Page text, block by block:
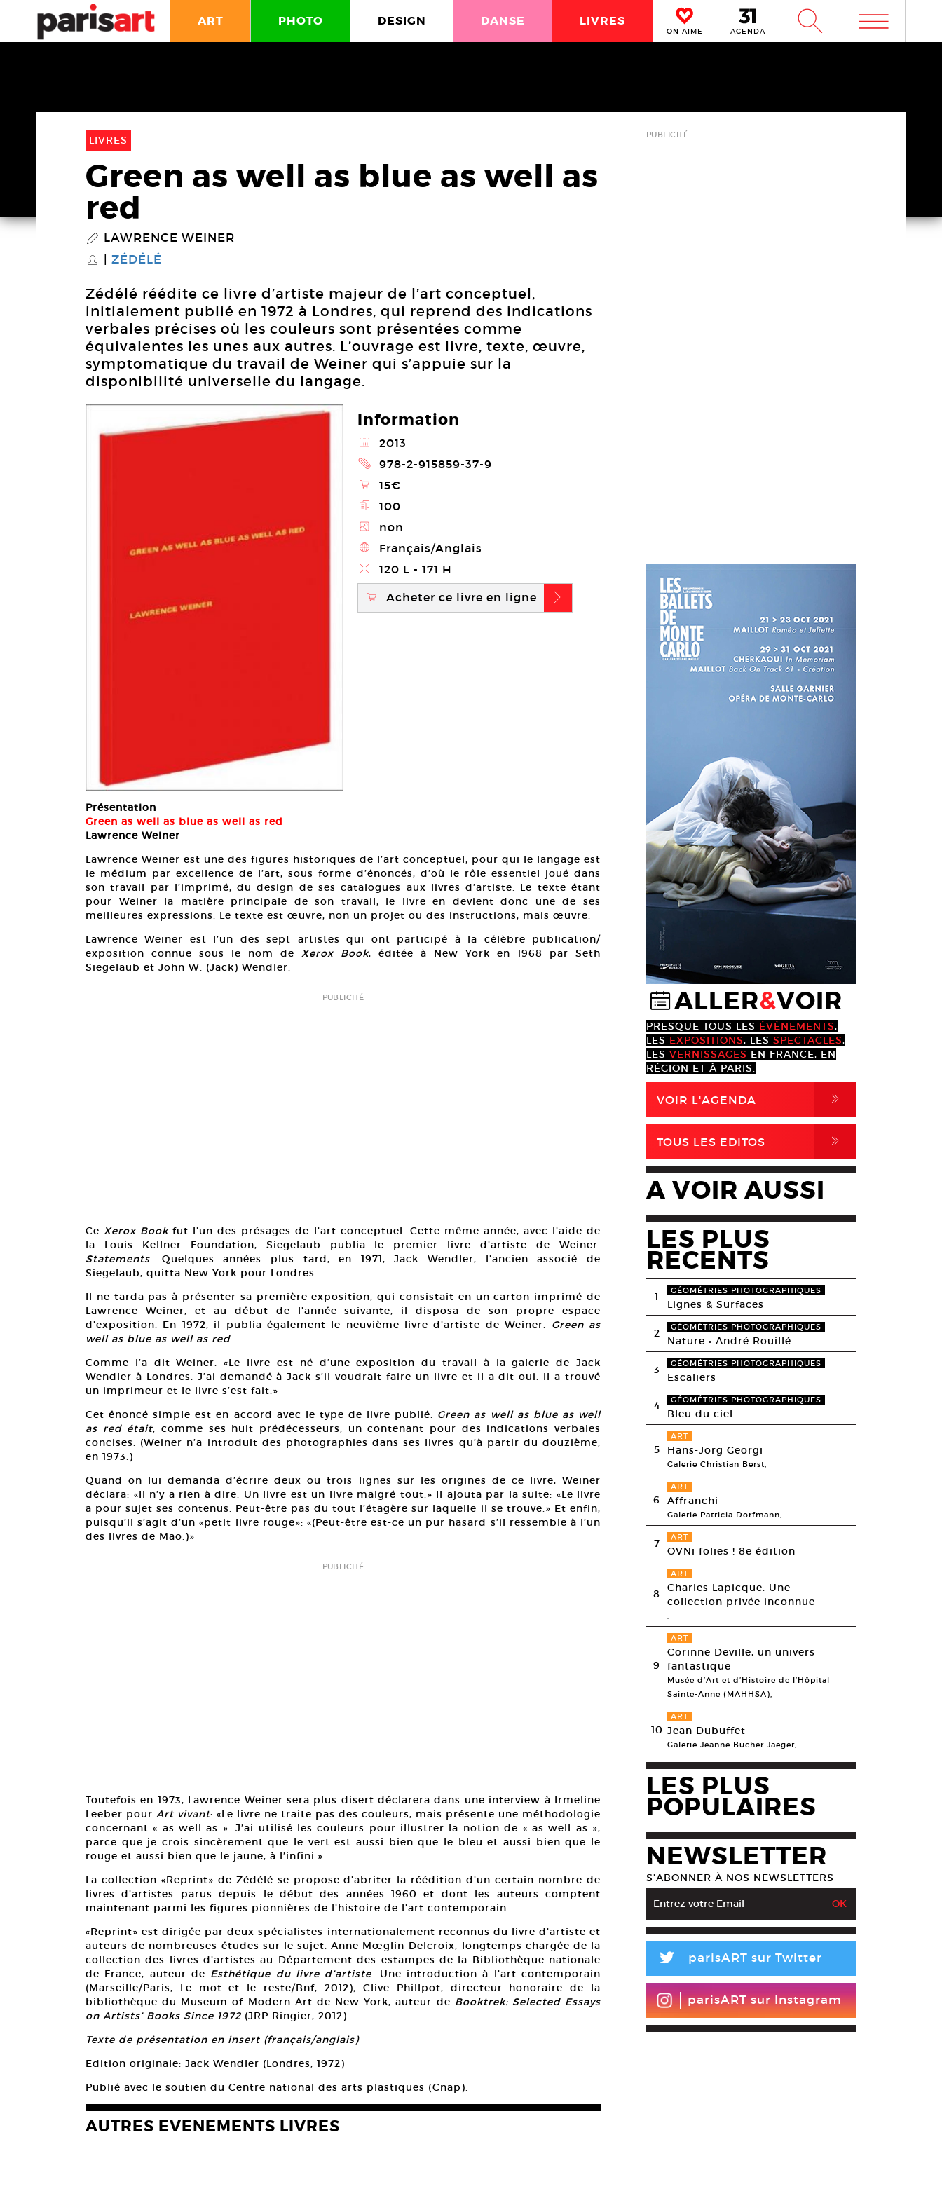
ART PHOTO DESIGN DANSE LIVRES
ON AIME AGENDA W m
LIVRES
Green as well as blue as well as
red
P LAWRENCE WEINER
S ZÉDÉLÉ
Zédélé réédite ce livre d’artiste majeur de l’art conceptuel,
initialement publié en 1972 à Londres, qui reprend des indications
verbales précises où les couleurs sont présentées comme
équivalentes les unes aux autres. L’ouvrage est livre, texte, œuvre,
symptomatique du travail de Weiner qui s’appuie sur la
disponibilité universelle du langage.
Information
@ 2013
2 978-2-915859-37-9
\ 15€
E 100
Z non
4 Français/Anglais
} 120 L - 171 H
\ Acheter ce livre en ligne b
Présentation
Green as well as blue as well as red
Lawrence Weiner
Lawrence Weiner est une des figures historiques de l’art conceptuel, pour qui le langage est
le médium par excellence de l’art, sous forme d’énoncés, d’où le rôle essentiel joué dans
son travail par l’imprimé, du design de ses catalogues aux livres d’artiste. Le texte étant
pour Weiner la matière principale de son travail, le livre en devient donc une de ses
meilleures expressions. Le texte est œuvre, non un projet ou des instructions, mais œuvre.
Lawrence Weiner est l’un des sept artistes qui ont participé à la célèbre publication/
exposition connue sous le nom de Xerox Book, éditée à New York en 1968 par Seth
Siegelaub et John W. (Jack) Wendler.
PUBLICITÉ
CeXerox Bookfut l’un des présages de l’art conceptuel. Cette même année, avec l’aide de
la Louis Kellner Foundation, Siegelaub publia le premier livre d’artiste de Weiner:
Statements. Quelques années plus tard, en 1971, Jack Wendler, l’ancien associé de
Siegelaub, quitta New York pour Londres.
Il ne tarda pas à présenter sa première exposition, qui consistait en un carton imprimé de
Lawrence Weiner, et au début de l’année suivante, il disposa de son propre espace
d’exposition. En 1972, il publia également le neuvième livre d’artiste de Weiner: Green as
well as blue as well as red.
Comme l’a dit Weiner: «Le livre est né d’une exposition du travail à la galerie de Jack
Wendler à Londres. J’ai demandé à Jack s’il voudrait faire un livre et il a dit oui. Il a trouvé
un imprimeur et le livre s’est fait.»
Cet énoncé simple est en accord avec le type de livre publié. Green as well as blue as well
as red était, comme ses huit prédécesseurs, un contenant pour des indications verbales
concises. (Weiner n’a introduit des photographies dans ses livres qu’à partir du douzième,
en 1973.)
Quand on lui demanda d’écrire deux ou trois lignes sur les origines de ce livre, Weiner
déclara: «Il n’y a rien à dire. Un livre est un livre malgré tout.» Il ajouta par la suite: «Le livre
a pour sujet ses contenus. Peut-être pas du tout l’étagère sur laquelle il se trouve.» Et enfin,
puisqu’il s’agit d’un «petit livre rouge»: «(Peut-être est-ce un pur hasard s’il ressemble à l’un
des livres de Mao.)»
PUBLICITÉ
Toutefois en 1973, Lawrence Weiner sera plus disert déclarera dans une interview à Irmeline
Leeber pour Art vivant: «Le livre ne traite pas des couleurs, mais présente une méthodologie
concernant « as well as ». J’ai utilisé les couleurs pour illustrer la notion de « as well as »,
parce que je crois sincèrement que le vert est aussi bien que le bleu et aussi bien que le
rouge et aussi bien que le jaune, à l’infini.»
La collection «Reprint» de Zédélé se propose d’abriter la réédition d’un certain nombre de
livres d’artistes parus depuis le début des années 1960 et dont les auteurs comptent
maintenant parmi les figures pionnières de l’histoire de l’art contemporain.
«Reprint» est dirigée par deux spécialistes internationalement reconnus du livre d’artiste et
auteurs de nombreuses études sur le sujet: Anne Mœglin-Delcroix, longtemps chargée de la
collection des livres d’artistes au Département des estampes de la Bibliothèque nationale
de France, auteur de Esthétique du livre d’artiste. Une introduction à l’art contemporain
(Marseille/Paris, Le mot et le reste/Bnf, 2012); Clive Phillpot, directeur honoraire de la
bibliothèque du Museum of Modern Art de New York, auteur de Booktrek: Selected Essays
on Artists’ Books Since 1972 (JRP Ringier, 2012).
Texte de présentation en insert (français/anglais)
Edition originale: Jack Wendler (Londres, 1972)
Publié avec le soutien du Centre national des arts plastiques (Cnap).
AUTRES EVENEMENTS LIVRES
PUBLICITÉ
@ALLER&VOIR
PRESQUE TOUS LES ÉVÈNEMENTS,
LES EXPOSITIONS, LES SPECTACLES,
LES VERNISSAGES EN FRANCE, EN
RÉGION ET À PARIS.
VOIR L'AGENDA ,
TOUS LES EDITOS ,
A VOIR AUSSI
LES PLUS
RECENTS
1 GÉOMÉTRIES PHOTOGRAPHIQUES
Lignes & Surfaces
2 GÉOMÉTRIES PHOTOGRAPHIQUES
Nature • André Rouillé
3 GÉOMÉTRIES PHOTOGRAPHIQUES
Escaliers
4 GÉOMÉTRIES PHOTOGRAPHIQUES
Bleu du ciel
5
ART
Hans-Jörg Georgi
Galerie Christian Berst,
6
ART
Affranchi
Galerie Patricia Dorfmann,
7 ART
OVNi folies ! 8e édition
8
ART
Charles Lapicque. Une
collection privée inconnue
,
9
ART
Corinne Deville, un univers
fantastique
Musée d’Art et d’Histoire de l’Hôpital
Sainte-Anne (MAHHSA),
10
ART
Jean Dubuffet
Galerie Jeanne Bucher Jaeger,
LES PLUS
POPULAIRES
NEWSLETTER
S’ABONNER À NOS NEWSLETTERS
L parisART sur Twitter
parisART sur Instagram